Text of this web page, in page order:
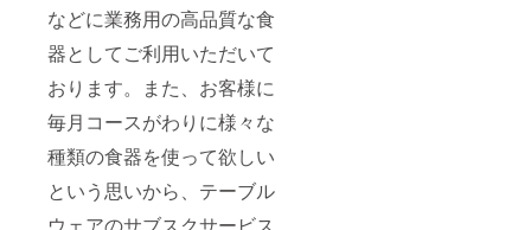
などに業務用の高品質な食
器としてご利用いただいて
おります。また、お客様に
毎月コースがわりに様々な
種類の食器を使って欲しい
という思いから、テーブル